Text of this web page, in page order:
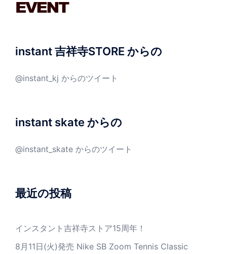
instant 吉祥寺STORE からの
@instant_kj からのツイート
instant skate からの
@instant_skate からのツイート
最近の投稿
インスタント吉祥寺ストア15周年！
8月11日(火)発売 Nike SB Zoom Tennis Classic